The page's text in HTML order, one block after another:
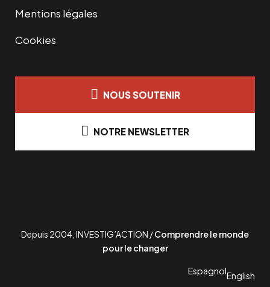
Mentions légales
Cookies
NOUS SOUTENIR
NOTRE NEWSLETTER
Depuis 2004, INVESTIG’ACTION /Comprendre le monde
pour le changer
EspagnolEnglish